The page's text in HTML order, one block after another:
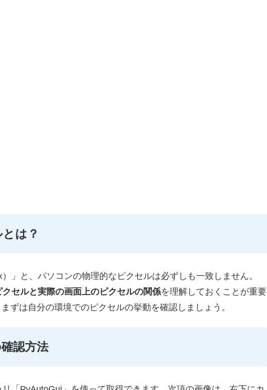
は？
」と、パソコンの物理的なピクセルは必ずしも一致しません。
クセルと実際の画面上のピクセルの関係を理解しておくことが重要
ずは自分の環境でのピクセルの挙動を確認しましょう。
認方法